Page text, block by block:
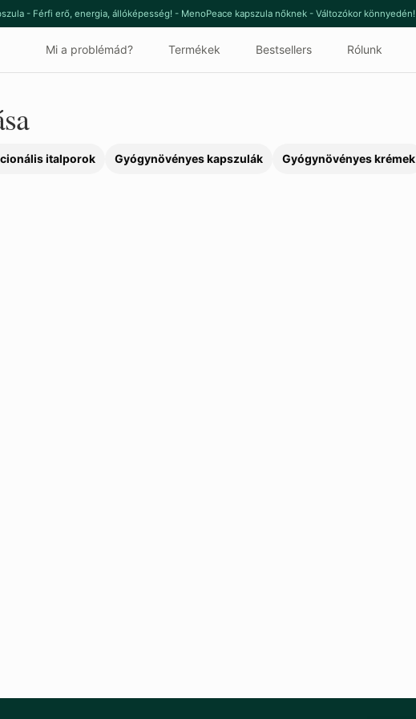
- Férfi erő, energia, állóképesség! - MenoPeace kapszula nőknek - Változókor könnyedén!
Mi a problémád? Termékek Bestsellers Rólunk
italporok Gyógynövényes kapszulák Gyógynövényes krémek